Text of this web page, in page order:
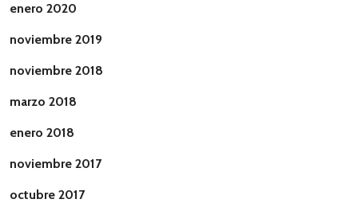
enero 2020
noviembre 2019
noviembre 2018
marzo 2018
enero 2018
noviembre 2017
octubre 2017